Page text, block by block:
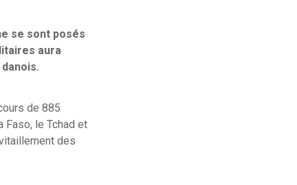
se sont posés
aura
de 885
Faso, le Tchad et
des